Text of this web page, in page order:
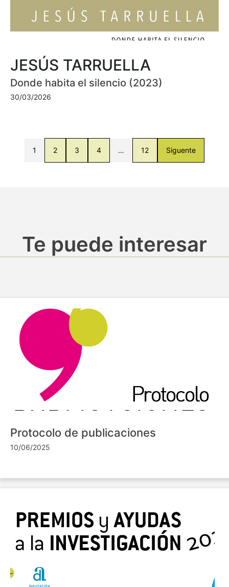
JESÚS TARRUELLA
Donde habita el silencio (2023)
30/03/2026
1 2 3 4 … 12 Siguente
Te puede interesar
Protocolo de publicaciones
10/06/2025